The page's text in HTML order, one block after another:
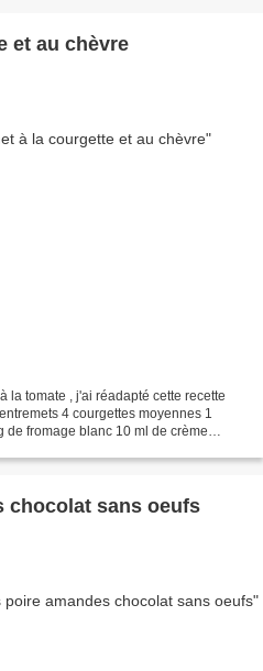
et au chèvre
la tomate , j'ai réadapté cette recette
4 courgettes moyennes 1
fromage blanc 10 ml de crème
chocolat sans oeufs